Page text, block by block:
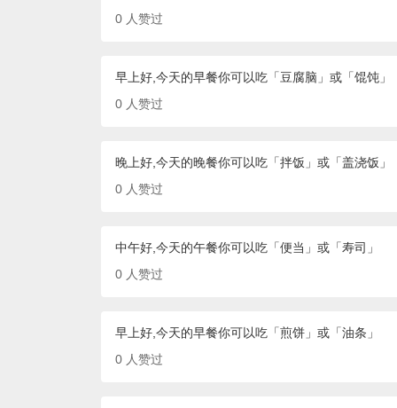
0 人赞过
早上好,今天的早餐你可以吃「豆腐脑」或「馄饨」
0 人赞过
晚上好,今天的晚餐你可以吃「拌饭」或「盖浇饭」
0 人赞过
中午好,今天的午餐你可以吃「便当」或「寿司」
0 人赞过
早上好,今天的早餐你可以吃「煎饼」或「油条」
0 人赞过